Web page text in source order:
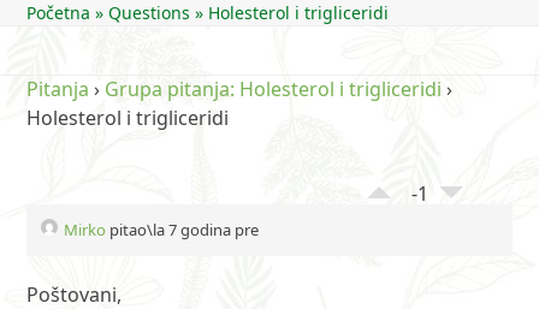
Početna »Questions » Holesterol i trigliceridi
Pitanja › Grupa pitanja: Holesterol i trigliceridi ›
Holesterol i trigliceridi
-1
Mirko pitao\la 7 godina pre
Poštovani,